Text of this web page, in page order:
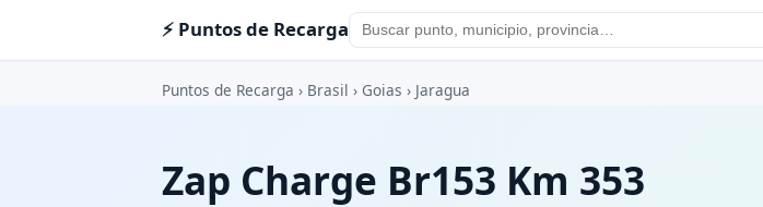
⚡ Puntos de Recarga
Puntos de Recarga › Brasil › Goias › Jaragua
Zap Charge Br153 Km 353